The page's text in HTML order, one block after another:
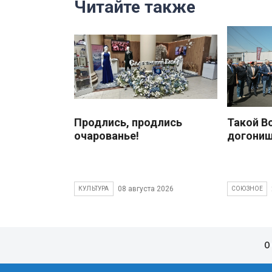
Читайте также
Продлись, продлись
очарованье!
КУЛЬТУРА 08 августа 2026
Такой
СОЮЗНОЕ
О